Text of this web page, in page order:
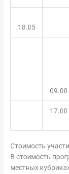
18.05
09.00
17.00
Стоимость
В стоимость
местных